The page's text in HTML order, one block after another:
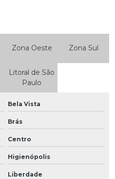
Zona Oeste Zona Sul
Litoral de São
Paulo
Bela Vista
Brás
Centro
Higienópolis
Liberdade